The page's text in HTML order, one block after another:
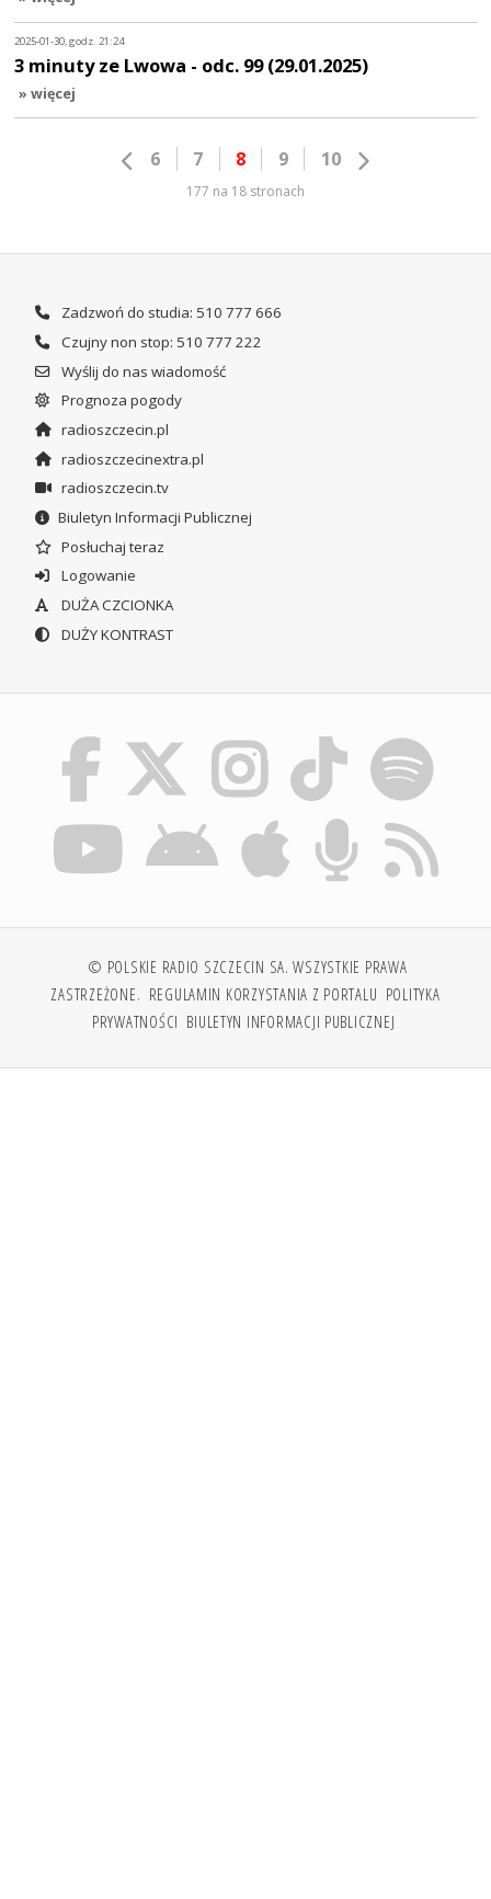
2025-01-30, godz. 21:24
3 minuty ze Lwowa - odc. 99 (29.01.2025)
» więcej
6 7 8 9 10
177 na 18 stronach
Zadzwoń do studia: 510 777 666
Czujny non stop: 510 777 222
Wyślij do nas wiadomość
Prognoza pogody
radioszczecin.pl
radioszczecinextra.pl
radioszczecin.tv
Biuletyn Informacji Publicznej
Posłuchaj teraz
Logowanie
DUŻA CZCIONKA
DUŻY KONTRAST
© POLSKIE RADIO SZCZECIN SA. WSZYSTKIE PRAWA
ZASTRZEŻONE. REGULAMIN KORZYSTANIA Z PORTALU POLITYKA
PRYWATNOŚCI BIULETYN INFORMACJI PUBLICZNEJ